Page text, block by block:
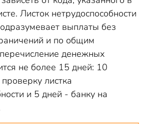
Листок нетрудоспособности
выплаты без
и по общим
денежных
не более 15 дней: 10
листка
и 5 дней - банку на